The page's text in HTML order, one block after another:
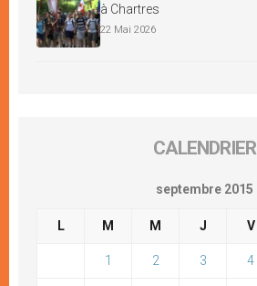
à Chartres
22 Mai 2026
CALENDRIER
septembre 2015
L M M J V
1 2 3 4